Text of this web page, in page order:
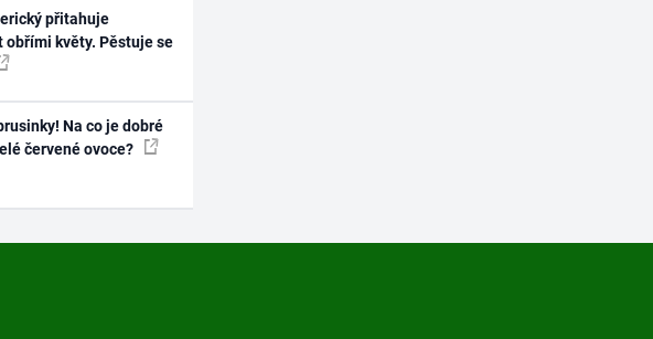
přitahuje
obřími květy. Pěstuje se
Na co je dobré
červené ovoce?